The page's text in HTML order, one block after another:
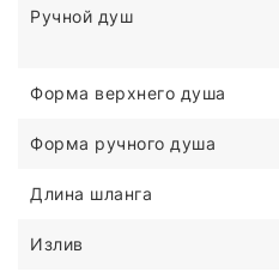
Ручной душ
Форма верхнего душа
Форма ручного душа
Длина шланга
Излив